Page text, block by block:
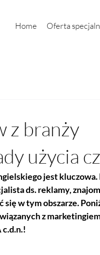
Home Oferta
z branży
użycia
jest
ds. reklamy,
się w tym obszarze.
z
c.d.n.!